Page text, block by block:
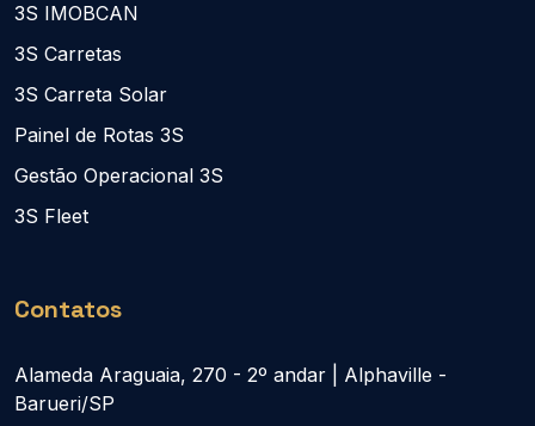
3S IMOBCAN
3S Carretas
3S Carreta Solar
Painel de Rotas 3S
Gestão Operacional 3S
3S Fleet
Contatos
Alameda Araguaia, 270 - 2º andar | Alphaville -
Barueri/SP